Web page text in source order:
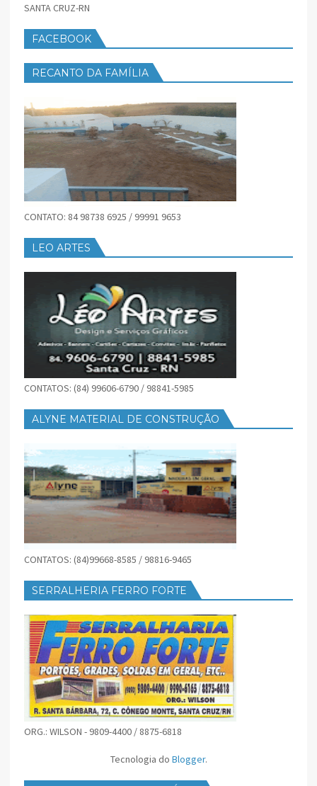
SANTA CRUZ-RN
FACEBOOK
RECANTO DA FAMÍLIA
CONTATO: 84 98738 6925 / 99991 9653
LEO ARTES
CONTATOS: (84) 99606-6790 / 98841-5985
ALYNE MATERIAL DE CONSTRUÇÃO
CONTATOS: (84)99668-8585 / 98816-9465
SERRALHERIA FERRO FORTE
ORG.: WILSON - 9809-4400 / 8875-6818
Tecnologia do Blogger.